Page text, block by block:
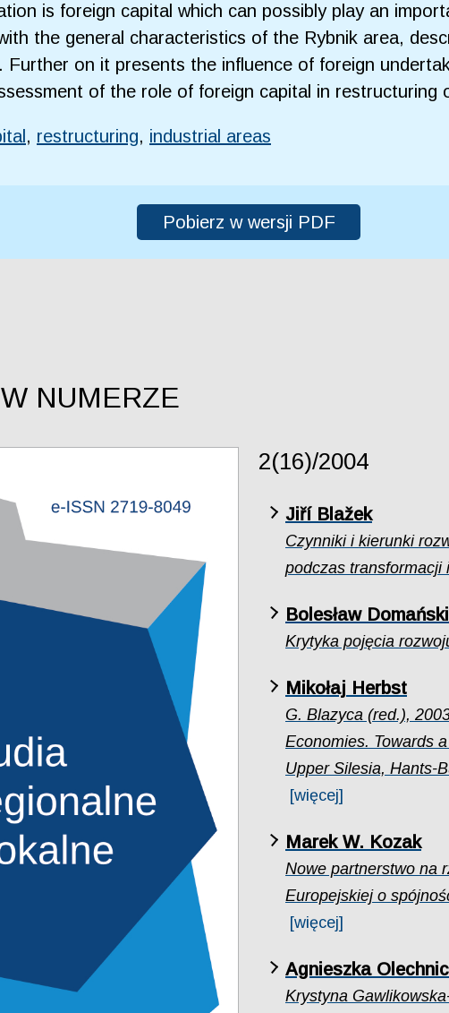
is foreign capital which can possibly play an
the general characteristics of the Rybnik area,
on it presents the influence of foreign
of the role of foreign capital in restructuring
, restructuring, industrial areas
Pobierz w wersji PDF
NUMERZE
2(16)/2004
Jiří Blažek
Czynniki i kierunki
podczas transformacji
Bolesław Domański
Krytyka pojęcia
Mikołaj Herbst
G. Blazyca (red.),
Economies. Towards
Upper Silesia, Hants-
[więcej]
Marek W. Kozak
Nowe partnerstwo na
Europejskiej o
[więcej]
Agnieszka
Krystyna